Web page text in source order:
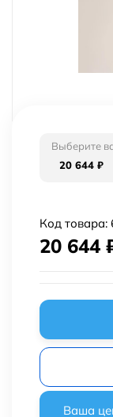
Выберите
20 644 ₽
Код товара:
20 644